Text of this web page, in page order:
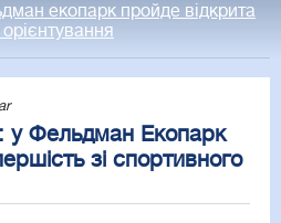
екопарк пройде відкрита
у Фельдман Екопарк
зі спортивного